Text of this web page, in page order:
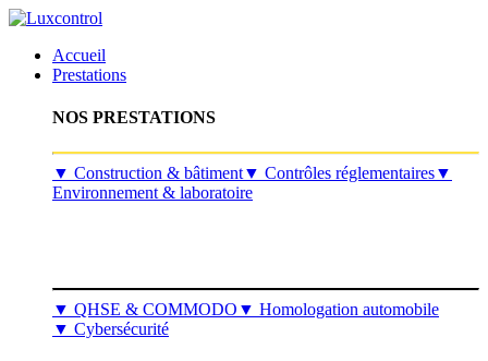
Accueil
Prestations
NOS PRESTATIONS
​▼ Construction & bâtiment▼ Contrôles réglementaires▼
Environnement & laboratoire
▼ QHSE & COMMODO ▼ Homologation automobile
▼ Cybersécurité